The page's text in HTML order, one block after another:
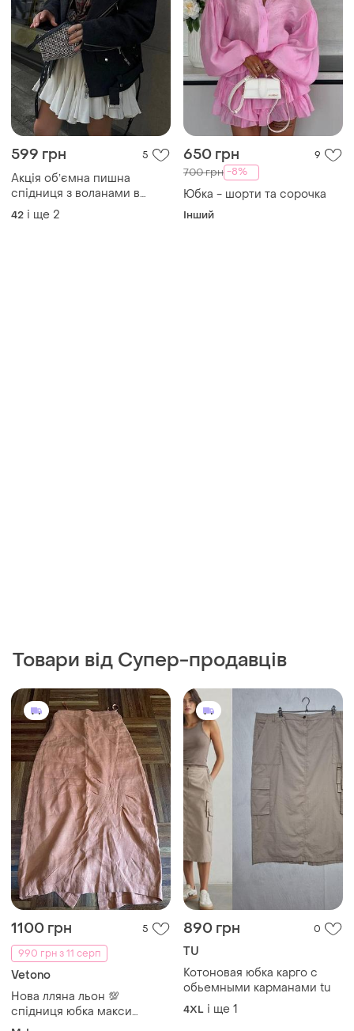
599 грн 5
Акція обʼємна пишна
спідниця з воланами в
молочному кольорі тренд
сезону
42 і ще 2
650 грн 9
700 грн -8%
Юбка - шорти та сорочка
1100 грн
5
990 грн з 11 серп
Vetono
Нова лляна льон 💯
асиметричного крою
теракотово
-помаранчевого кольору
від німецького бренду
vetono 2 38-40 m-l
M-L
890 грн
TU
Котоновая юбка карго с
обьемными карманами tu
4XL і ще 1